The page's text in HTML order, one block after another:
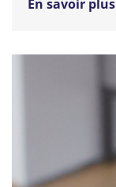
En savoir plus